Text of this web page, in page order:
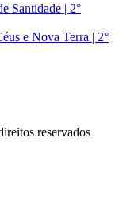
Santidade | 2°
e Nova Terra | 2°
reservados